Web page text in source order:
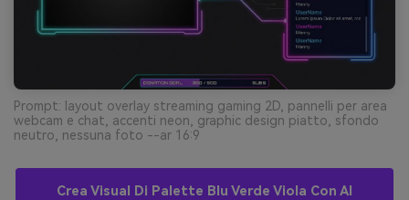
Prompt: layout overlay streaming gaming 2D, pannelli per area
webcam e chat, accenti neon, graphic design piatto, sfondo
neutro, nessuna foto --ar 16:9
Crea Visual Di Palette Blu Verde Viola Con AI